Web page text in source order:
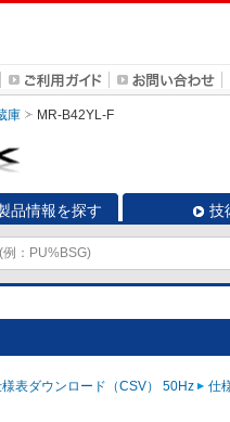
庫 MR-B42YL-F
品情報を探す 技
表ダウンロード（CSV） 50Hz 仕